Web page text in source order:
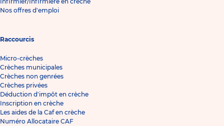
Nos offres d'emploi
Raccourcis
Micro-crèches
Crèches municipales
Crèches non genrées
Crèches privées
Déduction d'impôt en crèche
Inscription en crèche
Les aides de la Caf en crèche
Numéro Allocataire CAF